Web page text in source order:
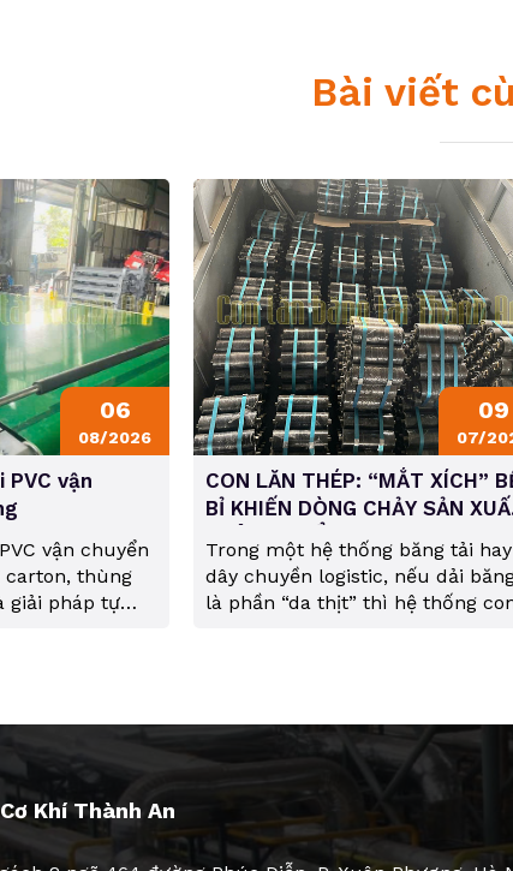
Bài viết
06
08/2026
PVC vận
vận chuyển
carton, thùng
giải pháp tự
09
07/
CON LĂN THÉP: “MẮT XÍCH”
BỈ KHIẾN DÒNG CHẢY SẢN
KHÔNG THỂ NGỪNG LẠI
Trong một hệ thống băng tải hay
dây chuyền logistic, nếu dải
là phần “da thịt” thì hệ thống
đầu của các kỹ...
Khí Thành An